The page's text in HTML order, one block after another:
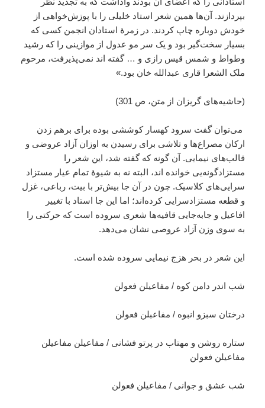
بپردازند. آن‌ها همین شعر استاد خلیلی را با پوزش‌خواهی از
خودش دوباره چاپ کردند. در زمرۀ استادان انجمن کسی که
بسیار سخت‌گیر بود و یک سر مو عدول از موازینی را که رشید
وطواط و شمس قیس رازی و … گفته اند نمی‌پذیرفت، مرحوم
ملک الشعرا قاری عبدالله خان بود.»
(حاشیه‌های گریزان از متن، ص 301)
می‌توان گفت سرود کهسار کوششی بوده برای برهم زدن
ارکان مصراع‌ها و تلاشی برای رسیدن به اوزان آزاد عروضی و
قالب‌های نیمایی. آن گونه که گفته شد، این شعر را
مستزادگونه‌یی خوانده اند، البته نه به شیوۀ تمام عیار مستزاد
سرایی‌های کلاسیک. چون در آن جا بیش‌تر با بیت، رباعی، غزل
و قطعه مستزادسرایی کرده‌اند؛ اما این جا استاد با تغییر
افاعیل و جابه‌جایی قافیه‌ها شعری سروده است که حرکتی را
به سوی وزن آزاد عروصی نشان می‌دهد.
این شعر در بحر هزج نیمایی سروده شده است.
شب اندر دامن كوه / مفاعیلن فعولن
درختان سبزو انبوه / مفاعبلن فعولن
ستاره روشن و مهتاب در پرتو فشانی / مفاعیلن مفاعیلن
مفاعیلن فعولن
شب عشق و جوانی / مفاعیلن فعولن